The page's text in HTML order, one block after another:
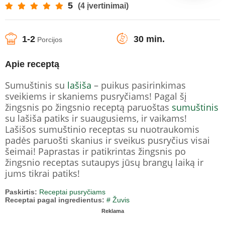
5 (4 įvertinimai)
1-2 Porcijos 30 min.
Apie receptą
Sumuštinis su lašiša – puikus pasirinkimas
sveikiems ir skaniems pusryčiams! Pagal šį
žingsnis po žingsnio receptą paruoštas sumuštinis
su lašiša patiks ir suaugusiems, ir vaikams!
Lašišos sumuštinio receptas su nuotraukomis
padės paruošti skanius ir sveikus pusryčius visai
šeimai! Paprastas ir patikrintas žingsnis po
žingsnio receptas sutaupys jūsų brangų laiką ir
jums tikrai patiks!
Paskirtis: Receptai pusryčiams
Receptai pagal ingredientus: # Žuvis
Reklama